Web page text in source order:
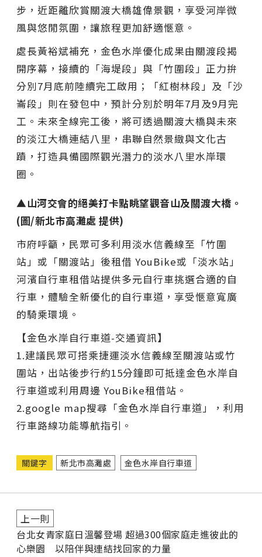
步，近距離欣賞關渡大橋雄偉景觀，享受河岸微
風與悠閒氛圍，讓旅程更加舒適愜意。
處長黃裕斌補充，金色水岸優化成果由關渡段揭
開序幕，接續的「海堤段」與「竹圍段」正力拚
分別7月底前陸續完工啟用；「紅樹林段」及「沙
崙段」則在發包中，預計分別於明年7月及9月完
工。未來全線完工後，將可透過關渡大橋與未來
的淡江大橋連結八里，串聯自然景緻與文化古
蹟，打造具備國際觀光潛力的淡水八里水岸環
圈。
▲山河交會的絕美打卡點眺望觀音山及關渡大橋。
(圖/新北市高灘處 提供)
市府呼籲，民眾可多利用淡水信義線至「竹圍
站」或「關渡站」後租借 YouBike或「淡水站」
河濱自行車租借站提供多元自行車挑選合適的自
行車，體驗全新優化的自行車道，享受愜意寬廣
的騎乘環境。
【金色水岸自行車道-交通資訊】
1.建議民眾可搭乘捷運淡水信義線至關渡站或竹
圍站，出站後步行約15分鐘即可抵達金色水岸自
行車道或利用周邊 YouBike租借站。
2.google map搜尋「金色水岸自行車道」，利用
行車路線功能導航指引。
關鍵字 新北市高灘處 金色水岸自行車道
上一則
台北女青家庭日溫馨登場 超過300個家庭走進彼此的
心樂園 以陪伴與連結找回家的力量